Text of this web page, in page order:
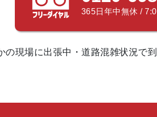
365日年中無休 /
の現場に出張中・道路混雑状況で